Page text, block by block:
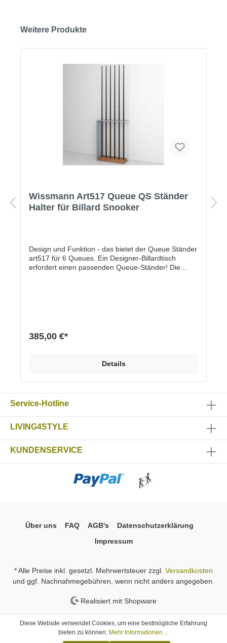
Weitere Produkte
Wissmann Art517 Queue QS Ständer
Halter für Billard Snooker
Design und Funktion - das bietet der Queue Ständer
art517 für 6 Queues. Ein Designer-Billardtisch
erfordert einen passenden Queue-Ständer! Die
QualitätDesign und sehr stabile Herstellung
Eiche Optionen Verschiedene RAL Farbtöne Sockel
385,00 €*
Details
Service-Hotline
LIVING4STYLE
KUNDENSERVICE
Über uns FAQ AGB's
Datenschutzerklärung
Impressum
* Alle Preise inkl. gesetzl. Mehrwertsteuer zzgl. Versandkosten
und ggf. Nachnahmegebühren, wenn nicht anders angegeben.
Realisiert mit Shopware
Diese Website verwendet Cookies, um eine bestmögliche Erfahrung
bieten zu können. Mehr Informationen ...